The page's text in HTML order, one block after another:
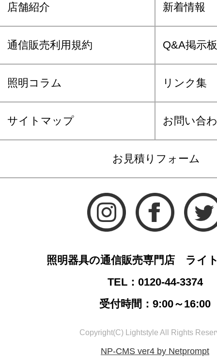
店舗紹介 新着情報
通信販売利用規約 Q&A掲示板
照明コラム リンク集
サイトマップ お問い合
お見積りフォーム
照明器具の通信販売専門店 ライ
TEL：0120-44-3374
受付時間：9:00～16:00
Copyright(C) Lightstyle All Rights
NP-CMS ver4 by Netprompt